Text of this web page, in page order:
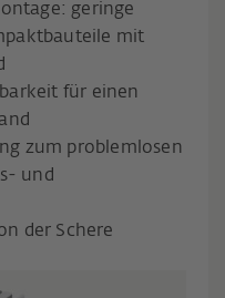
geringe
mit
für einen
zum problemlosen
und
der Schere